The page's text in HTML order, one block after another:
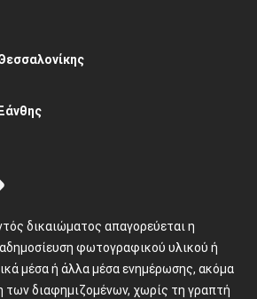
δικαιώματος απαγορεύεται η
φωτογραφικού υλικού ή
μέσα ή άλλα μέσα ενημέρωσης, ακόμα
των διαφημιζομένων, χωρίς τη γραπτή